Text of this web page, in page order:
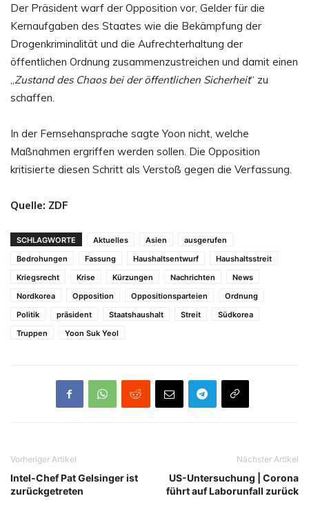
Der Präsident warf der Opposition vor, Gelder für die
Kernaufgaben des Staates wie die Bekämpfung der
Drogenkriminalität und die Aufrechterhaltung der
öffentlichen Ordnung zusammenzustreichen und damit einen
„Zustand des Chaos bei der öffentlichen Sicherheit“ zu
schaffen.
In der Fernsehansprache sagte Yoon nicht, welche
Maßnahmen ergriffen werden sollen. Die Opposition
kritisierte diesen Schritt als Verstoß gegen die Verfassung.
Quelle: ZDF
SCHLAGWORTE Aktuelles Asien
ausgerufen
Bedrohungen
Fassung Haushaltsentwurf
Haushaltsstreit
Kriegsrecht
Krise Kürzungen Nachrichten
News
Nordkorea
Opposition Oppositionsparteien
Ordnung
Politik
präsident Staatshaushalt Streit
Südkorea
Truppen
Yoon Suk Yeol
Vorheriger Artikel
Intel-Chef Pat Gelsinger ist
zurückgetreten
Nächster Artikel
US-Untersuchung | Corona
führt auf Laborunfall zurück